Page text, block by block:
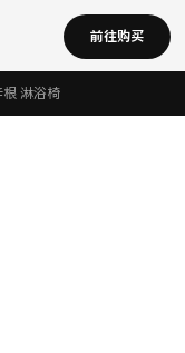
前往购买
淋浴椅